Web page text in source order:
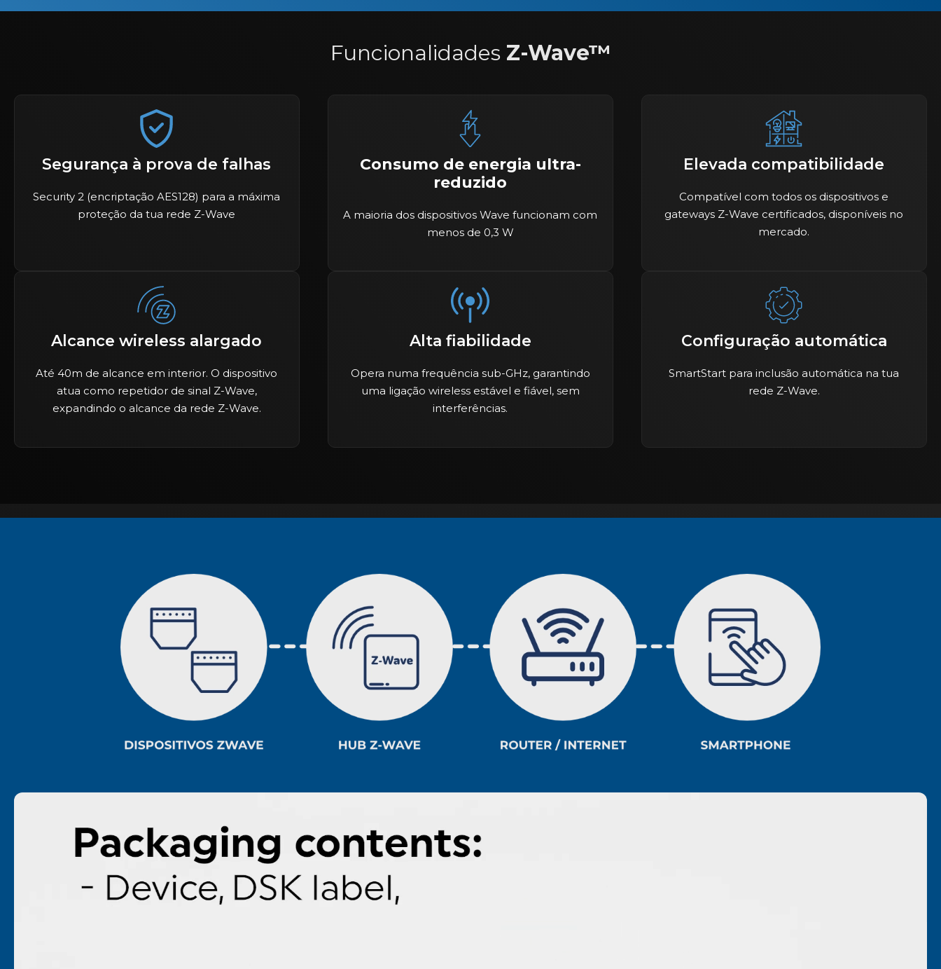
Funcionalidades Z-Wave™
Segurança à prova de falhas
Security 2 (encriptação AES128) para a máxima
proteção da tua rede Z-Wave
Consumo de energia ultra-
reduzido
A maioria dos dispositivos Wave funcionam com
menos de 0,3 W
Elevada compatibilidade
Compatível com todos os dispositivos e
gateways Z-Wave certificados, disponíveis no
mercado.
Alcance wireless alargado
Até 40m de alcance em interior. O dispositivo
atua como repetidor de sinal Z-Wave,
expandindo o alcance da rede Z-Wave.
Alta fiabilidade
Opera numa frequência sub-GHz, garantindo
uma ligação wireless estável e fiável, sem
interferências.
Configuração automática
SmartStart para inclusão automática na tua
rede Z-Wave.